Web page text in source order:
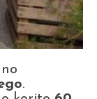
.